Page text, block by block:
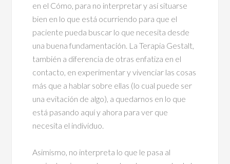
en el Cómo, para no interpretar y así situarse
bien en lo que está ocurriendo para que el
paciente pueda buscar lo que necesita desde
una buena fundamentación. La Terapia Gestalt,
también a diferencia de otras enfatiza en el
contacto, en experimentar y vivenciar las cosas
más que a hablar sobre ellas (lo cual puede ser
una evitación de algo), a quedarnos en lo que
está pasando aquí y ahora para ver que
necesita el individuo.
Asimismo, no interpreta lo que le pasa al